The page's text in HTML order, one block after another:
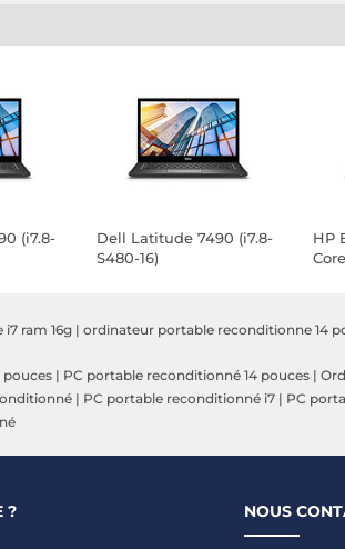
(i7.8-
Dell Latitude 7490 (i7.8-
S480-16)
HP
ram 16g | ordinateur portable reconditionne 14
pouces | PC portable reconditionné 14 pouces |
| PC portable reconditionné i7 | PC
? NOUS